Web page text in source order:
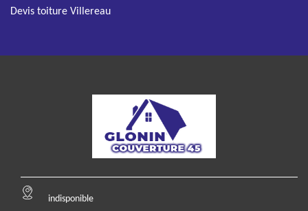
Devis toiture Villereau
indisponible